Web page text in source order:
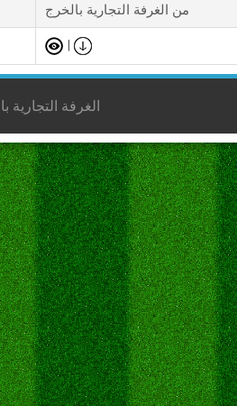
من الغرفة التجارية بالخرج
|
الغرفة التجارية